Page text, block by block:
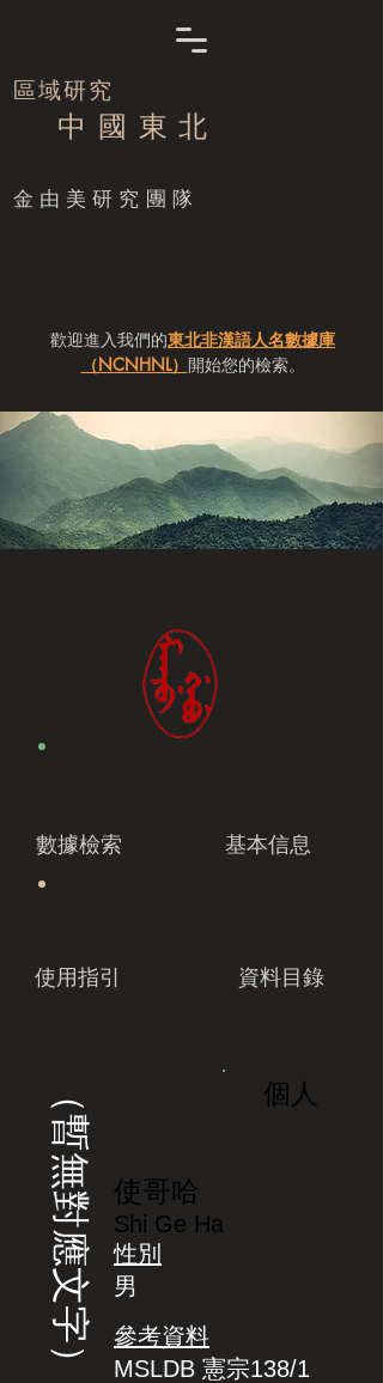
區域研究
中 國 東 北
​金由美研究團隊
歡迎進入我們的東北非漢語人名數據庫
（NCNHNL） 開始您的檢索。
數據檢索 基本信息
使用指引 資料目錄
（暫無對應文字） 個人
使哥哈
Shi Ge Ha
性別
男
參考資料
MSLDB 憲宗138/1